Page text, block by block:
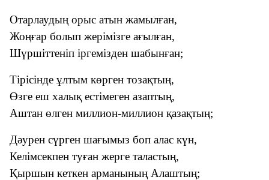
Отарлаудың орыс атын жамылған,
Жоңғар болып жерімізге ағылған,
Шүршіттеніп іргемізден шабынған;
Тірісінде ұлтым көрген тозақтың,
Өзге еш халық естімеген азаптың,
Аштан өлген миллион-миллион қазақтың;
Дəурен сүрген шағымыз боп алас күн,
Келімсекпен туған жерге таластың,
Қыршын кеткен арманының Алаштың;